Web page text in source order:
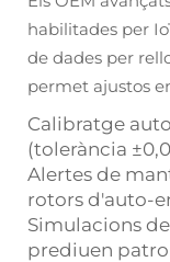
habilitades per
de dades per
permet ajustos
Calibratge
(tolerància
Alertes de
rotors d'auto-
Simulacions
prediuen